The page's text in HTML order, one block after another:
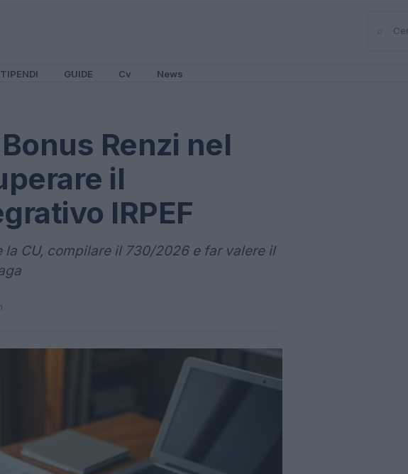
⌕Cerca
GUIDE Cv News
Renzi nel
il
IRPEF
CU, compilare il 730/2026 e far valere il